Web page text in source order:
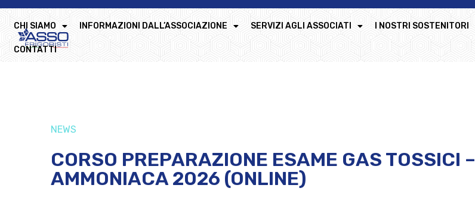
CHI SIAMO INFORMAZIONI DALL’ASSOCIAZIONE SERVIZI AGLI ASSOCIATI I NOSTRI SOSTENITORI
CONTATTI
NEWS
CORSO PREPARAZIONE ESAME GAS TOSSICI –
AMMONIACA 2026 (ONLINE)